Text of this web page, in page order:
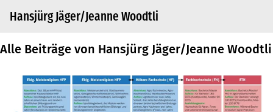
Hansjürg Jäger/Jeanne Woodtli
Alle Beiträge von Hansjürg Jäger/Jeanne Woodtli